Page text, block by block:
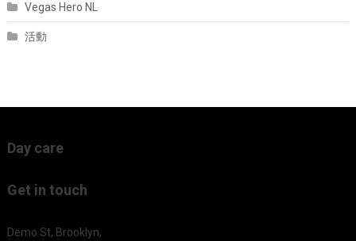
Vegas Hero NL
活動
Day care
Get in touch
Demo St, Brooklyn,